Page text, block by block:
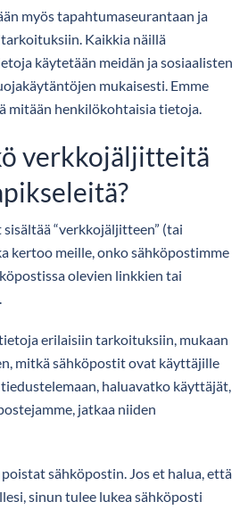
myös tapahtumaseurantaan ja
Kaikkia näillä
käytetään meidän ja sosiaalisten
mukaisesti. Emme
mitään henkilökohtaisia tietoja.
verkkojäljitteitä
“verkkojäljitteen” (tai
kertoo meille, onko sähköpostimme
olevien linkkien tai
erilaisiin tarkoituksiin, mukaan
mitkä sähköpostit ovat käyttäjille
haluavatko käyttäjät,
jatkaa niiden
sähköpostin. Jos et halua, että
sinun tulee lukea sähköposti